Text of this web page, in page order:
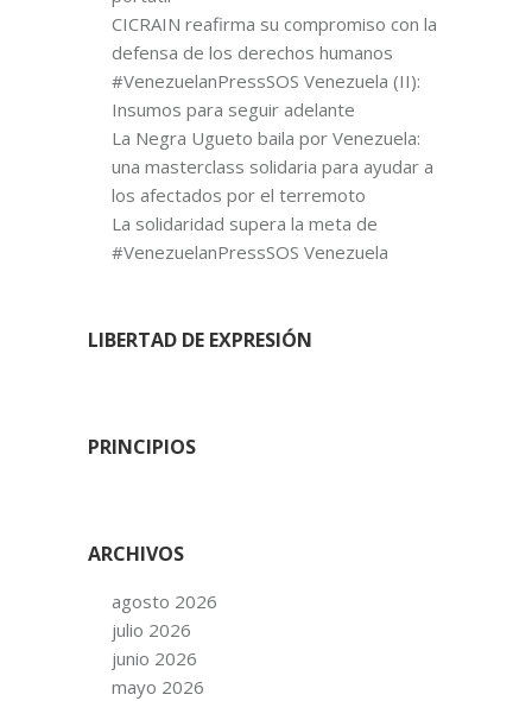
CICRAIN reafirma su compromiso con la
defensa de los derechos humanos
#VenezuelanPressSOS Venezuela (II):
Insumos para seguir adelante
La Negra Ugueto baila por Venezuela:
una masterclass solidaria para ayudar a
los afectados por el terremoto
La solidaridad supera la meta de
#VenezuelanPressSOS Venezuela
LIBERTAD DE EXPRESIÓN
PRINCIPIOS
ARCHIVOS
agosto 2026
julio 2026
junio 2026
mayo 2026